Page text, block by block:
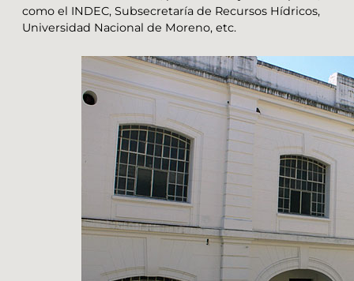
como el INDEC, Subsecretaría de Recursos Hídricos,
Universidad Nacional de Moreno, etc.